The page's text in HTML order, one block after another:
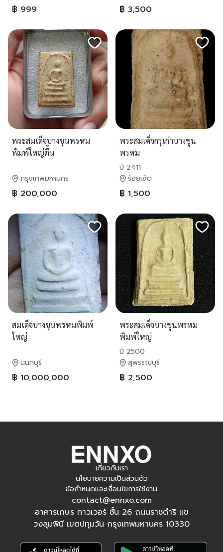
฿ 999 ฿ 3,500
พระสมเด็จบางขุนพรหม
พิมพ์ใหญ่ตื้น
กรุงเทพมหานคร
฿ 200,000
พระสมเด็จกรุเก่าบางขุน
พรหม
ปี 2411
ร้อยเอ็ด
฿ 1,500
สมเด็จบางขุนพรหมพิมพ์
ใหญ่
นนทบุรี
฿ 10,000,000
พระสมเด็จบางขุนพรหม
พิมพ์ใหญ่
ปี 2500
สุพรรณบุรี
฿ 2,500
เกี่ยวกับเรา
นโยบายความเป็นส่วนตัว
ข้อกำหนดและเงื่อนไขการใช้งาน
contact@ennxo.com
อาคารเกษร ทาวเวอร์ ชั้น 26 ถนนราชดำริ แข
วงลุมพินี เขตปทุมวัน กรุงเทพมหานคร 10330